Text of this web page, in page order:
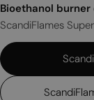
Bioethanol burner
ScandiFlames